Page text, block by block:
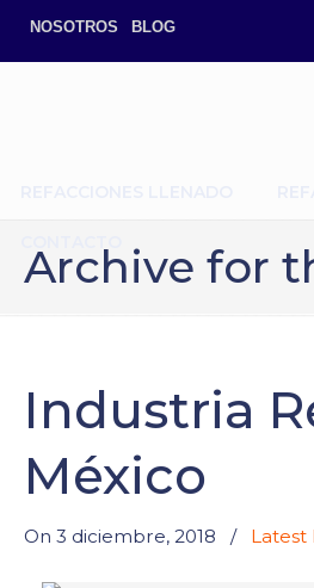
NOSOTROS BLOG
Archive for
Industria
México
On 3 diciembre, 2018 / Latest